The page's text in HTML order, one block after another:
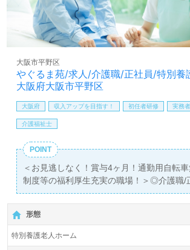
LINE、メール、お電話などご希望に応じて
相談可能です。転職相談、求人紹介、年収
料サービスをご利用いただけます。＜非公
あり！＞"転職支援"のプロと一緒に転職活
せお待ちしております。
やぐるま苑/求人/介護職/正社員/特別養
大阪府大阪市平野区
大阪市平野区
大阪府 収入アップを目指す！ 初任者研修 実務
介護福祉士
POINT
＜お見逃しなく！賞与4ヶ月！通勤用自転
制度等の福利厚生充実の職場！＞◎介護職
【月給244,000円～262,126円】＊初任者
向け求人＊『喜連瓜破駅』徒歩18分。お車
入居定員109名（109室/ユニット型/全室個
老人ホームやぐるま苑』社会福祉法人はる
形態
特別養護老人ホーム